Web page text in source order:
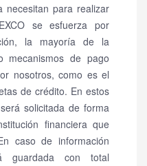
necesitan para realizar
se esfuerza por
la mayoría de la
mecanismos de pago
nosotros, como es el
de crédito. En estos
solicitada de forma
financiera que
caso de información
guardada con total